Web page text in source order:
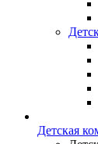
Детская